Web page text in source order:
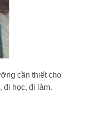
cần thiết cho
đi học, đi làm.